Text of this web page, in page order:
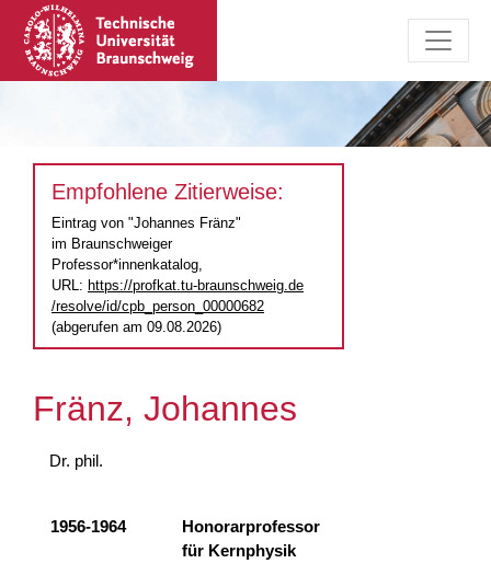
Empfohlene Zitierweise:
Eintrag von "Johannes Fränz"
im Braunschweiger
Professor*innenkatalog,
URL: https://profkat.tu-braunschweig.de
/resolve/id/cpb_person_00000682
(abgerufen am 09.08.2026)
Fränz, Johannes
Dr. phil.
1956-1964
Honorarprofessor
für Kernphysik